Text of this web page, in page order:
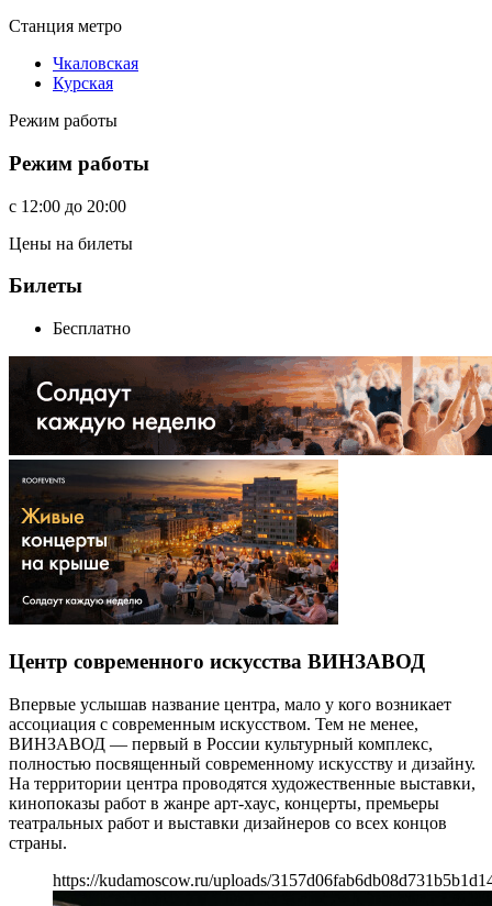
Станция метро
Чкаловская
Курская
Режим работы
Режим работы
c 12:00 до 20:00
Цены на билеты
Билеты
Бесплатно
Центр современного искусства ВИНЗАВОД
Впервые услышав название центра, мало у кого возникает
ассоциация с современным искусством. Тем не менее,
ВИНЗАВОД — первый в России культурный комплекс,
полностью посвященный современному искусству и дизайну.
На территории центра проводятся художественные выставки,
кинопоказы работ в жанре арт-хаус, концерты, премьеры
театральных работ и выставки дизайнеров со всех концов
страны.
https://kudamoscow.ru/uploads/